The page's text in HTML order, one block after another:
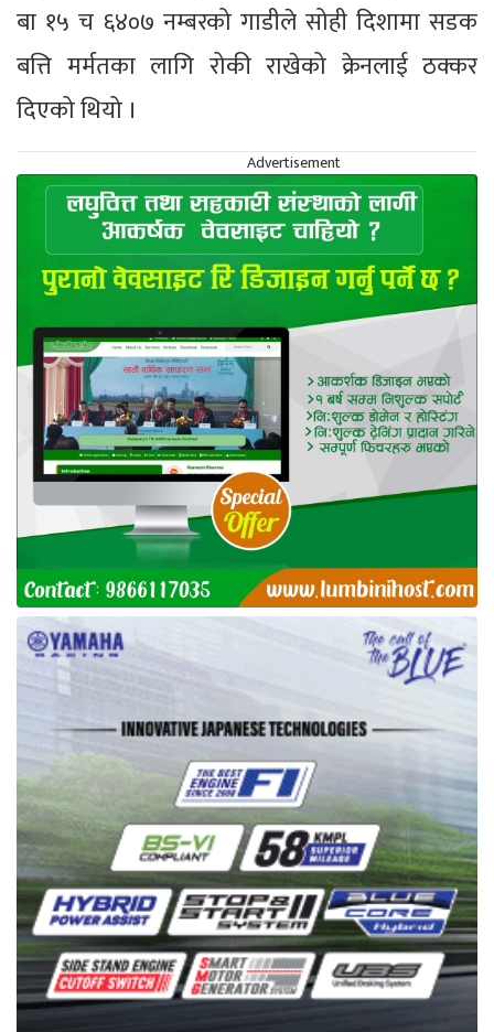
बा १५ च ६४०७ नम्बरको गाडीले सोही दिशामा सडक
बत्ति मर्मतका लागि रोकी राखेको क्रेनलाई ठक्कर
दिएको थियो ।